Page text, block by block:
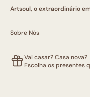
Artsoul, o extraordinário
Sobre Nós
Vai casar? Casa nova?
Escolha os presentes